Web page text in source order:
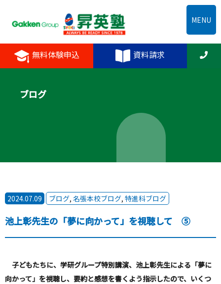
無料体験申込 資料請求
MENU
ブログ
2024.07.09 ブログ, 名張本校ブログ, 特進科ブログ
池上彰先生の「夢に向かって」を視聴して ⑤
子どもたちに、学研グループ特別講演、池上彰先生による「夢に
向かって」を視聴し、要約と感想を書くよう指示したので、いくつ